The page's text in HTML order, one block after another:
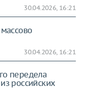
30.04.2026, 16:21
30.04.2026, 16:21
передела
российских